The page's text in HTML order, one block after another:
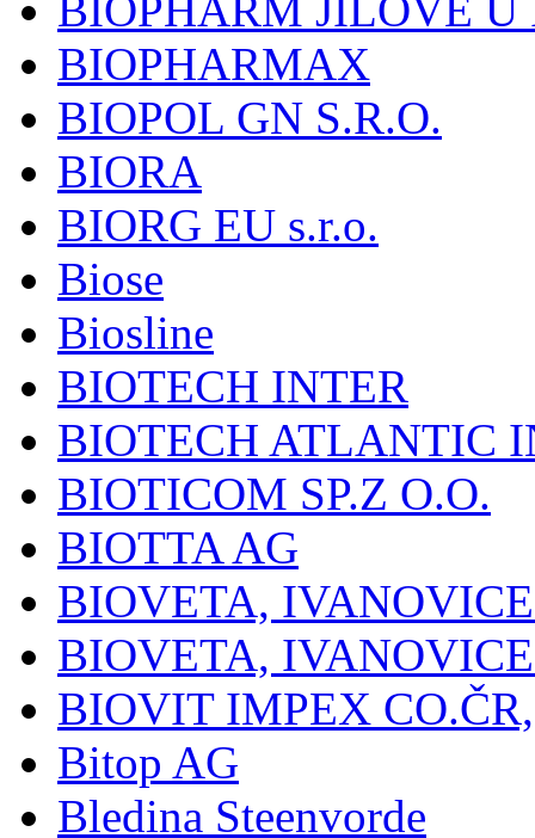
BIOPHARM JÍLOVÉ U
BIOPHARMAX
BIOPOL GN S.R.O.
BIORA
BIORG EU s.r.o.
Biose
Biosline
BIOTECH INTER
BIOTECH ATLANTIC
BIOTICOM SP.Z O.O.
BIOTTA AG
BIOVETA,
BIOVETA,
BIOVIT IMPEX
Bitop AG
Bledina Steenvorde